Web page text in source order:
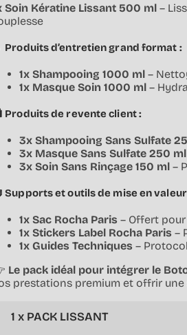
Soin Kératine Lissant 500 ml –
Produits d’entretien grand format :
1x Shampooing 1000 ml –
1x Masque Soin 1000 ml –
Produits de revente client :
3x Shampooing Sans Sulfate
3x Masque Sans Sulfate 250 ml
3x Soin Sans Rinçage 150 ml –
Supports et outils de mise en valeur
1x Sac Rocha Paris – Offert
1x Stickers Label Rocha Paris –
1x Guides Techniques –
Le pack idéal pour intégrer le
prestations premium et offrir
1 x PACK LISSANT